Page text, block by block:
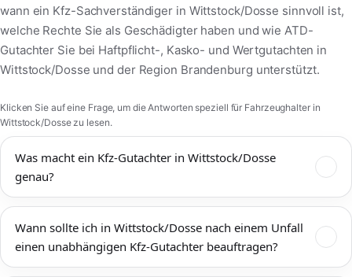
wann ein Kfz-Sachverständiger in Wittstock/Dosse sinnvoll ist,
welche Rechte Sie als Geschädigter haben und wie ATD-
Gutachter Sie bei Haftpflicht-, Kasko- und Wertgutachten in
Wittstock/Dosse und der Region Brandenburg unterstützt.
Klicken Sie auf eine Frage, um die Antworten speziell für Fahrzeughalter in
Wittstock/Dosse zu lesen.
Was macht ein Kfz-Gutachter in Wittstock/Dosse
genau?
Unfallschäden, bewertet den technischen und wirtschaftlichen
Zustand Ihres Fahrzeugs und ermittelt Reparaturkosten,
Wiederbeschaffungswert, Restwert und mögliche
Wann sollte ich in Wittstock/Dosse nach einem Unfall
einen unabhängigen Kfz-Gutachter beauftragen?